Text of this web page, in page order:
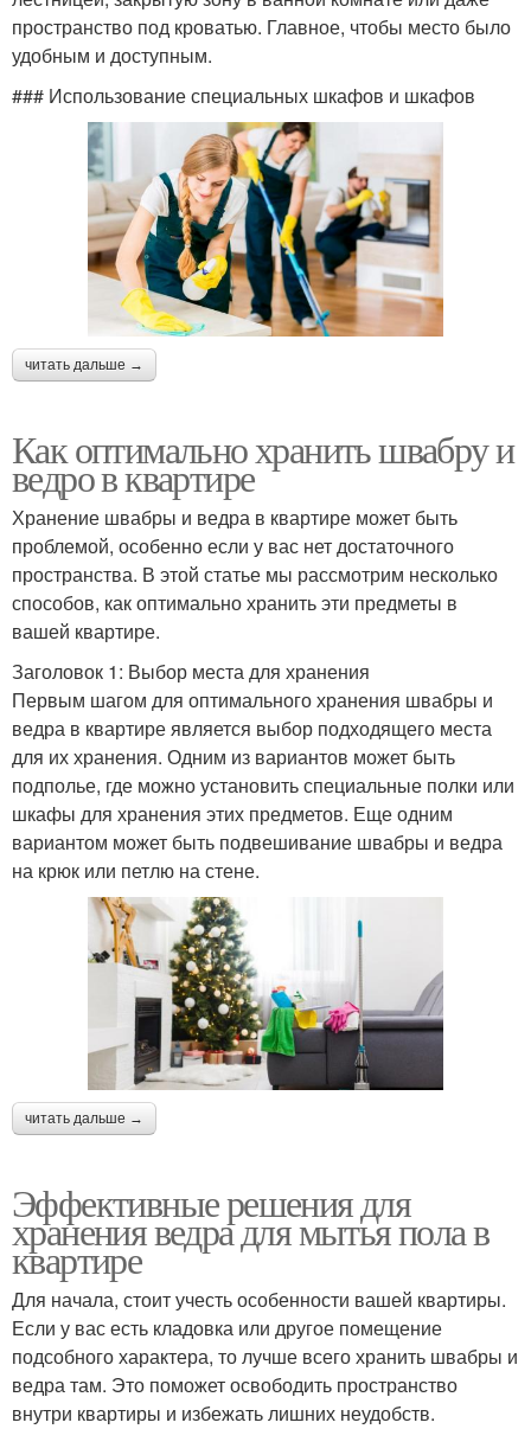
пространство под кроватью. Главное, чтобы место было
удобным и доступным.
### Использование специальных шкафов и шкафов
читать дальше →
Как оптимально хранить швабру и
ведро в квартире
Хранение швабры и ведра в квартире может быть
проблемой, особенно если у вас нет достаточного
пространства. В этой статье мы рассмотрим несколько
способов, как оптимально хранить эти предметы в
вашей квартире.
Заголовок 1: Выбор места для хранения
Первым шагом для оптимального хранения швабры и
ведра в квартире является выбор подходящего места
для их хранения. Одним из вариантов может быть
подполье, где можно установить специальные полки или
шкафы для хранения этих предметов. Еще одним
вариантом может быть подвешивание швабры и ведра
на крюк или петлю на стене.
читать дальше →
Эффективные решения для
хранения ведра для мытья пола в
квартире
Для начала, стоит учесть особенности вашей квартиры.
Если у вас есть кладовка или другое помещение
подсобного характера, то лучше всего хранить швабры и
ведра там. Это поможет освободить пространство
внутри квартиры и избежать лишних неудобств.